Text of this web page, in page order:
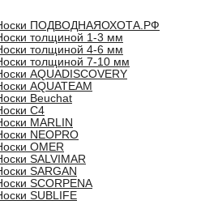
ПОДВОДНАЯОХОТА.РФ
толщиной 1-3 мм
толщиной 4-6 мм
толщиной 7-10 мм
AQUADISCOVERY
AQUATEAM
Beuchat
C4
MARLIN
NEOPRO
OMER
SALVIMAR
SARGAN
SCORPENA
SUBLIFE